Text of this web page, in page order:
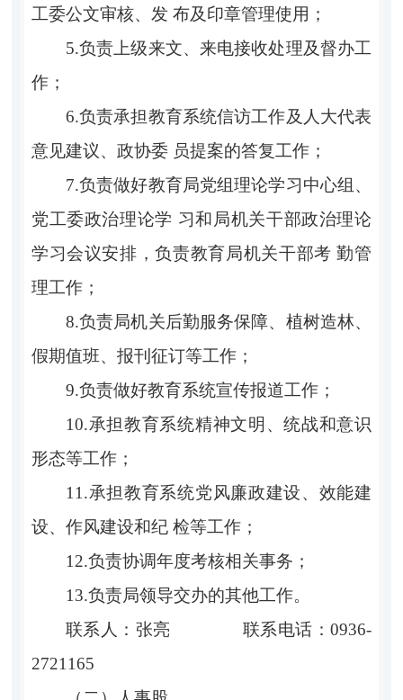
工委公文审核、发 布及印章管理使用；
5.负责上级来文、来电接收处理及督办工
作；
6.负责承担教育系统信访工作及人大代表
意见建议、政协委 员提案的答复工作；
7.负责做好教育局党组理论学习中心组、
党工委政治理论学 习和局机关干部政治理论
学习会议安排，负责教育局机关干部考 勤管
理工作；
8.负责局机关后勤服务保障、植树造林、
假期值班、报刊征订等工作；
9.负责做好教育系统宣传报道工作；
10.承担教育系统精神文明、统战和意识
形态等工作；
11.承担教育系统党风廉政建设、效能建
设、作风建设和纪 检等工作；
12.负责协调年度考核相关事务；
13.负责局领导交办的其他工作。
联系人：张亮 联系电话：0936-
2721165